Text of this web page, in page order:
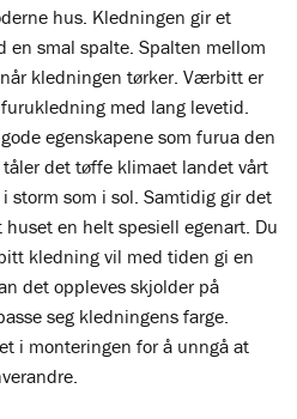
hus. Kledningen gir et
en smal spalte. Spalten mellom
kledningen tørker. Værbitt er
med lang levetid.
egenskapene som furua den
det tøffe klimaet landet vårt
storm som i sol. Samtidig gir det
en helt spesiell egenart. Du
kledning vil med tiden gi en
det oppleves skjolder på
seg kledningens farge.
i monteringen for å unngå at